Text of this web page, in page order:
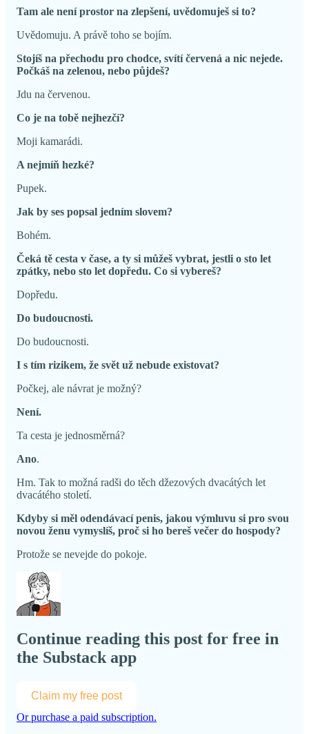
Tam ale není prostor na zlepšení, uvědomuješ si to?
Uvědomuju. A právě toho se bojím.
Stojíš na přechodu pro chodce, svítí červená a nic nejede.
Počkáš na zelenou, nebo půjdeš?
Jdu na červenou.
Co je na tobě nejhezčí?
Moji kamarádi.
A nejmíň hezké?
Pupek.
Jak by ses popsal jedním slovem?
Bohém.
Čeká tě cesta v čase, a ty si můžeš vybrat, jestli o sto let
zpátky, nebo sto let dopředu. Co si vybereš?
Dopředu.
Do budoucnosti.
Do budoucnosti.
I s tím rizikem, že svět už nebude existovat?
Počkej, ale návrat je možný?
Není.
Ta cesta je jednosměrná?
Ano.
Hm. Tak to možná radši do těch džezových dvacátých let
dvacátého století.
Kdyby si měl odendávací penis, jakou výmluvu si pro svou
novou ženu vymyslíš, proč si ho bereš večer do hospody?
Protože se nevejde do pokoje.
Continue reading this post for free in
the Substack app
Claim my free post
Or purchase a paid subscription.